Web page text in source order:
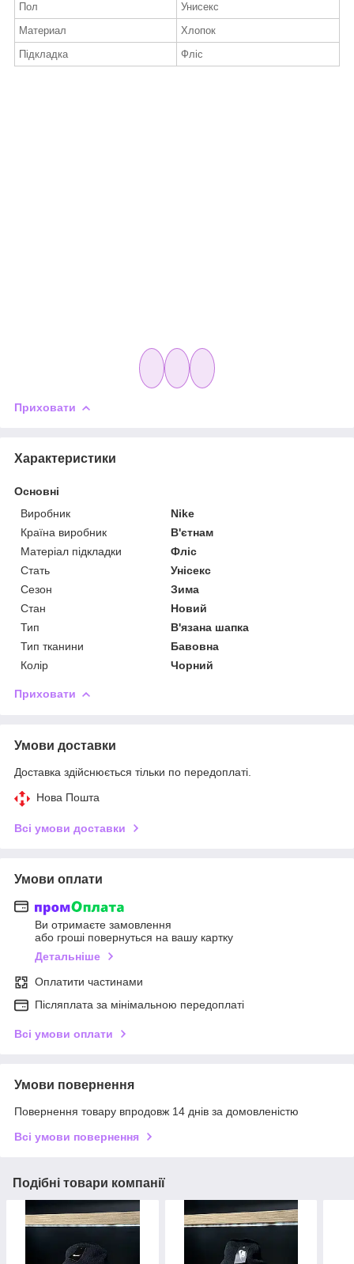
Пол
Унисекс
Материал
Хлопок
Підкладка
Фліс
Приховати
Характеристики
Основні
Виробник
Nike
Країна виробник
В'єтнам
Матеріал підкладки
Фліс
Стать
Унісекс
Сезон
Зима
Стан
Новий
Тип
В'язана шапка
Тип тканини
Бавовна
Колір
Чорний
Приховати
Умови доставки
Доставка здійснюється тільки по передоплаті.
Нова Пошта
Всі умови доставки
Умови оплати
Ви отримаєте замовлення
або гроші повернуться на вашу картку
Детальніше
Оплатити частинами
Післяплата за мінімальною передоплаті
Всі умови оплати
Умови повернення
Повернення товару впродовж 14 днів за домовленістю
Всі умови повернення
Подібні товари компанії